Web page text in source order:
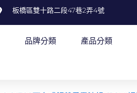
板橋區雙十路二段47巷2弄4號
品牌分類 產品分類